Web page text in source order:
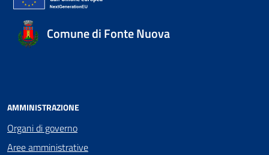
Comune di Fonte Nuova
AMMINISTRAZIONE
Organi di governo
Aree amministrative